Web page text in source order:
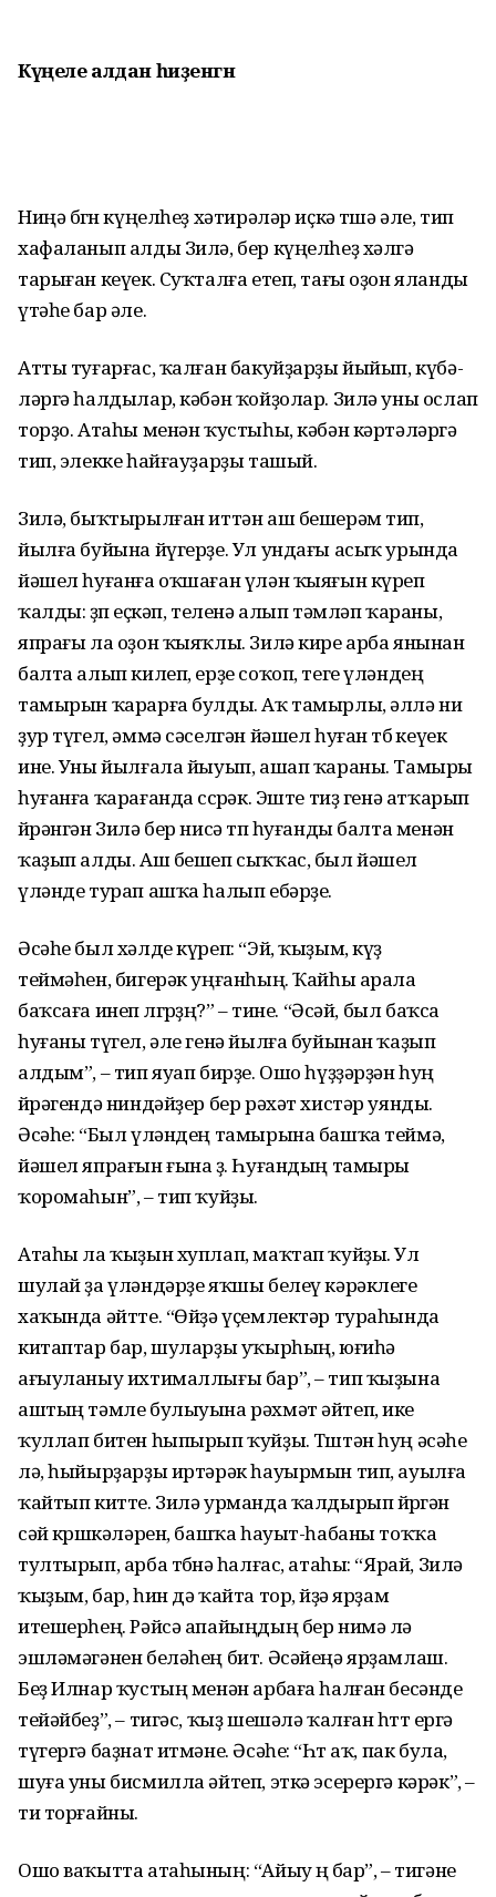
Күңеле алдан һиҙенгән
Ниңә бөгөн күңелһеҙ хәтирәләр иҫкә төшә әле, тип
хафаланып алды Зилә, бер күңелһеҙ хәлгә
тарыған кеүек. Суҡталға етеп, тағы оҙон яланды
үтәһе бар әле.
Атты туғарғас, ҡалған бакуйҙарҙы йыйып, күбә­
ләргә һалдылар, кәбән ҡойҙолар. Зилә уны ослап
торҙо. Атаһы менән ҡустыһы, кәбән кәртәләргә
тип, элекке һайғауҙарҙы ташый.
Зилә, быҡтырылған иттән аш бешерәм тип,
йылға буйына йүгерҙе. Ул ундағы асыҡ урында
йәшел һуғанға оҡшаған үлән ҡыяғын күреп
ҡалды: өҙөп еҫкәп, теленә алып тәмләп ҡараны,
япрағы ла оҙон ҡыяҡлы. Зилә кире арба янынан
балта алып килеп, ерҙе соҡоп, теге үләндең
тамырын ҡарарға булды. Аҡ тамырлы, әллә ни
ҙур түгел, әммә сәселгән йәшел һуған төбө кеүек
ине. Уны йылғала йыуып, ашап ҡараны. Тамыры
һуғанға ҡарағанда сөсөрәк. Эште тиҙ генә атҡарып
өйрәнгән Зилә бер нисә төп һуғанды балта менән
ҡаҙып алды. Аш бешеп сыҡҡас, был йәшел
үләнде турап ашҡа һалып ебәрҙе.
Әсәһе был хәлде күреп: “Эй, ҡыҙым, күҙ
теймәһен, бигерәк уңғанһың. Ҡайһы арала
баҡсаға инеп өлгөрҙөң?” – тине. “Әсәй, был баҡса
һуғаны түгел, әле генә йылға буйынан ҡаҙып
алдым”, – тип яуап бирҙе. Ошо һүҙҙәрҙән һуң
йөрәгендә ниндәйҙер бер рәхәт хистәр уянды.
Әсәһе: “Был үләндең тамырына башҡа теймә,
йәшел япрағын ғына өҙ. Һуғандың тамыры
ҡоромаһын”, – тип ҡуйҙы.
Атаһы ла ҡыҙын хуплап, маҡтап ҡуйҙы. Ул
шулай ҙа үләндәрҙе яҡшы белеү кәрәклеге
хаҡында әйтте. “Өйҙә үҫемлектәр тураһында
китаптар бар, шуларҙы уҡырһың, юғиһә
ағыуланыу ихтималлығы бар”, – тип ҡыҙына
аштың тәмле булыуына рәхмәт әйтеп, ике
ҡуллап битен һыпырып ҡуйҙы. Төштән һуң әсәһе
лә, һыйырҙарҙы иртәрәк һауырмын тип, ауылға
ҡайтып китте. Зилә урманда ҡалдырып йөрөгән
сәй көрөшкәләрен, башҡа һауыт-һабаны тоҡҡа
тултырып, арба төбөнә һалғас, атаһы: “Ярай, Зилә
ҡыҙым, бар, һин дә ҡайта тор, өйҙә ярҙам
итешерһең. Рәйсә апайыңдың бер нимә лә
эшләмәгәнен беләһең бит. Әсәйеңә ярҙамлаш.
Беҙ Илнар ҡустың менән арбаға һалған бесәнде
тейәйбеҙ”, – тигәс, ҡыҙ шешәлә ҡалған һөттө ергә
түгергә баҙнат итмәне. Әсәһе: “Һөт аҡ, пак була,
шуға уны бисмилла әйтеп, эткә эсерергә кәрәк”, –
ти торғайны.
Ошо ваҡытта атаһының: “Айыу өңө бар”, – тигәне